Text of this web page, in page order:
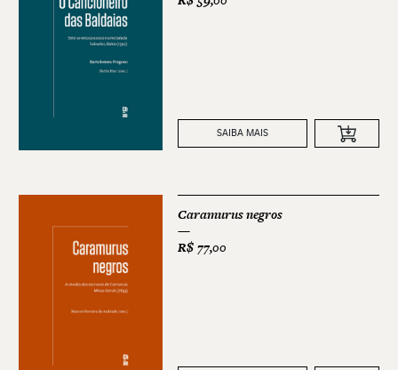
SAIBA MAIS
Caramurus negros
R$ 77,00